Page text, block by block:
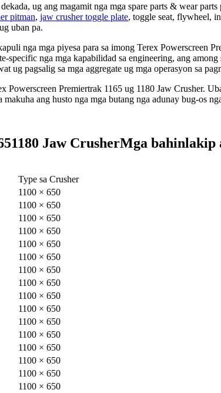
ug ang magamit nga mga spare parts & wear
pitman, jaw crusher toggle plate, toggle seat, flywheel,
uban pa.
nga mga piyesa para sa imong Terex Powerscreen
nga mga kapabilidad sa engineering, ang
ug pagsalig sa mga aggregate ug mga operasyon sa
Powerscreen Premiertrak 1165 ug 1180 Jaw Crusher.
ang husto nga mga butang nga adunay bug-os
1180 Jaw CrusherMga bahinlakip
Type sa Crusher
1100 × 650
1100 × 650
1100 × 650
1100 × 650
1100 × 650
1100 × 650
1100 × 650
1100 × 650
1100 × 650
1100 × 650
1100 × 650
1100 × 650
1100 × 650
1100 × 650
1100 × 650
1100 × 650